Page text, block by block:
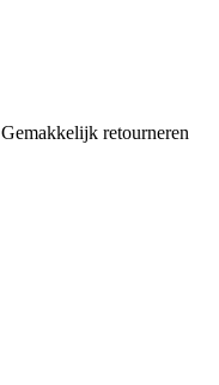
Gemakkelijk retourneren